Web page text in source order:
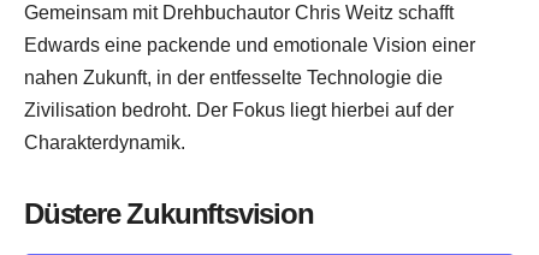
Gemeinsam mit Drehbuchautor Chris Weitz schafft
Edwards eine packende und emotionale Vision einer
nahen Zukunft, in der entfesselte Technologie die
Zivilisation bedroht. Der Fokus liegt hierbei auf der
Charakterdynamik.
Düstere Zukunftsvision